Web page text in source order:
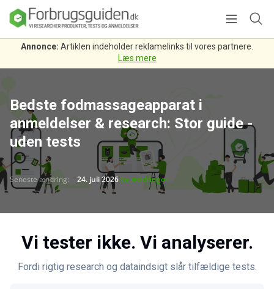
Annonce: Artiklen indeholder reklamelinks til vores partnere.
Læs mere
Bedste fodmassageapparat i
anmeldelser & research: Stor guide -
uden tests
Seneste ændring: 24. juli 2026Se ændringer
Vi tester ikke. Vi analyserer.
Fordi rigtig research og dataindsigt slår tilfældige tests.